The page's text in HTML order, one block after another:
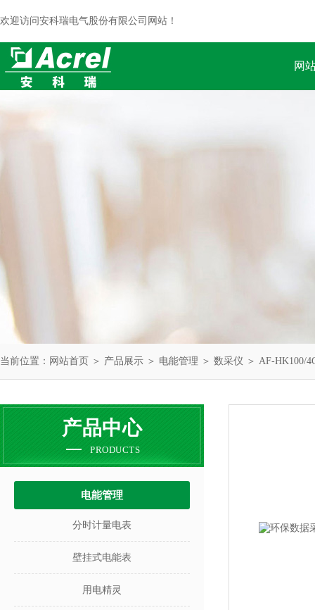
欢迎访问安科瑞电气股份有限公司网站！
网
当前位置： 网站首页 ＞ 产品展示 ＞ 电能管理 ＞ 数采仪 ＞ AF-HK100/
产品中心
PRODUCTS
电能管理
分时计量电表
壁挂式电能表
用电精灵